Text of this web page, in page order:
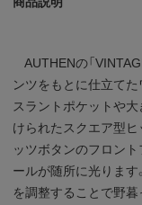
AUTHENの「
ンツをもとに仕立て
スラントポケットや
けられたスクエア型ヒ
ッツボタンのフロン
ールが随所に光ります
を調整することで野暮